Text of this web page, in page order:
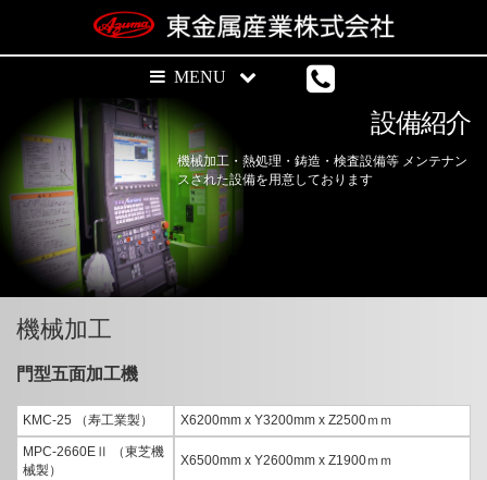
設備紹介
機械加工・熱処理・鋳造・検査設備等 メンテナン
スされた設備を用意しております
機械加工
門型五面加工機
KMC-25 （寿工業製） X6200mm x Y3200mm x Z2500ｍｍ
MPC-2660EⅡ （東芝機
械製）
X6500mm x Y2600mm x Z1900ｍｍ